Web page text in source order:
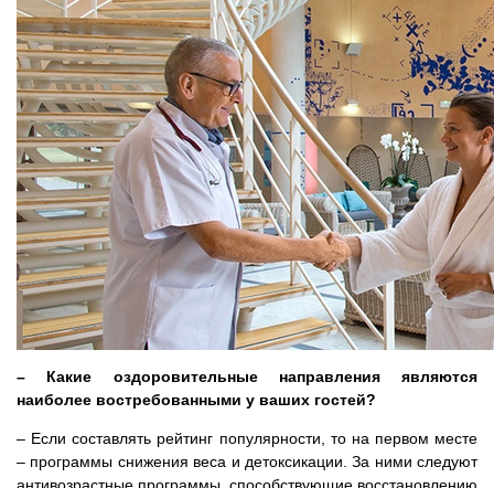
– Какие оздоровительные направления являются
наиболее востребованными у ваших гостей?
– Если составлять рейтинг популярности, то на первом месте
– программы снижения веса и детоксикации. За ними следуют